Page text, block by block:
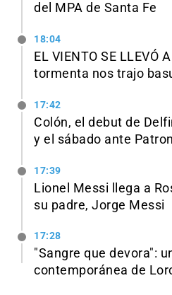
del MPA de Santa Fe
18:04
EL VIENTO SE LLEVÓ
tormenta nos trajo
17:42
Colón, el debut de
y el sábado ante
17:39
Lionel Messi llega a
su padre, Jorge Messi
17:28
"Sangre que devora":
contemporánea de